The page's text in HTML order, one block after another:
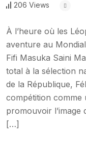
206 Views
À l’heure où les
aventure au
Fifi Masuka Saini
total à la sélection
de la République,
compétition
promouvoir l’image
[…]